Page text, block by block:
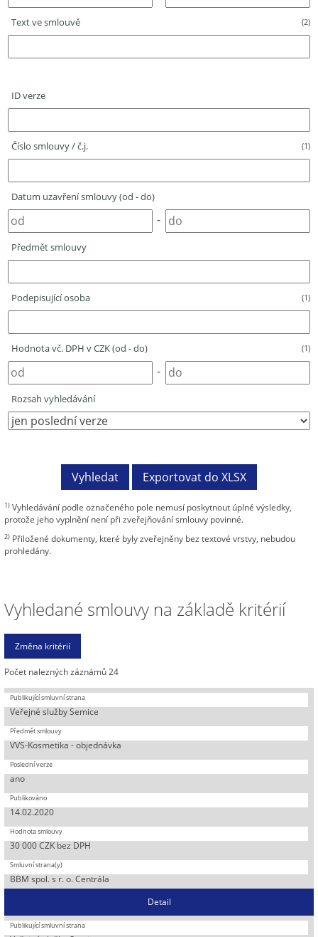
Text ve smlouvě (2)
ID verze
Číslo smlouvy / č.j. (1)
Datum uzavření smlouvy (od - do)
-
Předmět smlouvy
Podepisující osoba (1)
Hodnota vč. DPH v CZK (od - do) (1)
-
Rozsah vyhledávání
1) Vyhledávání podle označeného pole nemusí poskytnout úplné výsledky,
protože jeho vyplnění není při zveřejňování smlouvy povinné.
2) Přiložené dokumenty, které byly zveřejněny bez textové vrstvy, nebudou
prohledány.
Vyhledané smlouvy na základě kritérií
Počet nalezných záznámů 24
Veřejné služby Semice
VVS-Kosmetika - objednávka
ano
14.02.2020
30 000 CZK bez DPH
BBM spol. s r. o. Centrála
Detail